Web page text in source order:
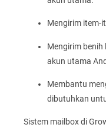
Mengirim item-
Mengirim
akun utama
Membantu
dibutuhkan
Sistem mailbox di